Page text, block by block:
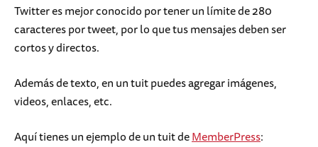
Twitter es mejor conocido por tener un límite de 280
caracteres por tweet, por lo que tus mensajes deben ser
cortos y directos.
Además de texto, en un tuit puedes agregar imágenes,
videos, enlaces, etc.
Aquí tienes un ejemplo de un tuit deMemberPress: